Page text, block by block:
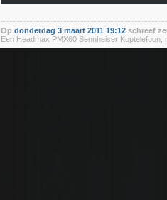
Op donderdag 3 maart 2011 19:12 schreef
Een Headmax PMX60 Sennheiser